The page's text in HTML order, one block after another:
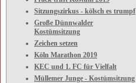
Sitzungszirkus - kölsch es trumpf
Große Dünnwalder
Kostümsitzung
Zeichen setzen
Köln Marathon 2019
KEC und 1. FC für Vielfalt
Müllemer Junge - Kostümsitzung